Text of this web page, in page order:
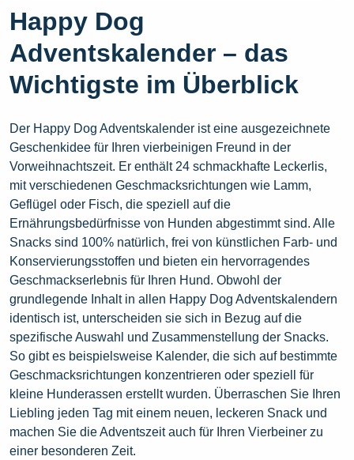
Happy Dog
Adventskalender – das
Wichtigste im Überblick
Der Happy Dog Adventskalender ist eine ausgezeichnete
Geschenkidee für Ihren vierbeinigen Freund in der
Vorweihnachtszeit. Er enthält 24 schmackhafte Leckerlis,
mit verschiedenen Geschmacksrichtungen wie Lamm,
Geflügel oder Fisch, die speziell auf die
Ernährungsbedürfnisse von Hunden abgestimmt sind. Alle
Snacks sind 100% natürlich, frei von künstlichen Farb- und
Konservierungsstoffen und bieten ein hervorragendes
Geschmackserlebnis für Ihren Hund. Obwohl der
grundlegende Inhalt in allen Happy Dog Adventskalendern
identisch ist, unterscheiden sie sich in Bezug auf die
spezifische Auswahl und Zusammenstellung der Snacks.
So gibt es beispielsweise Kalender, die sich auf bestimmte
Geschmacksrichtungen konzentrieren oder speziell für
kleine Hunderassen erstellt wurden. Überraschen Sie Ihren
Liebling jeden Tag mit einem neuen, leckeren Snack und
machen Sie die Adventszeit auch für Ihren Vierbeiner zu
einer besonderen Zeit.